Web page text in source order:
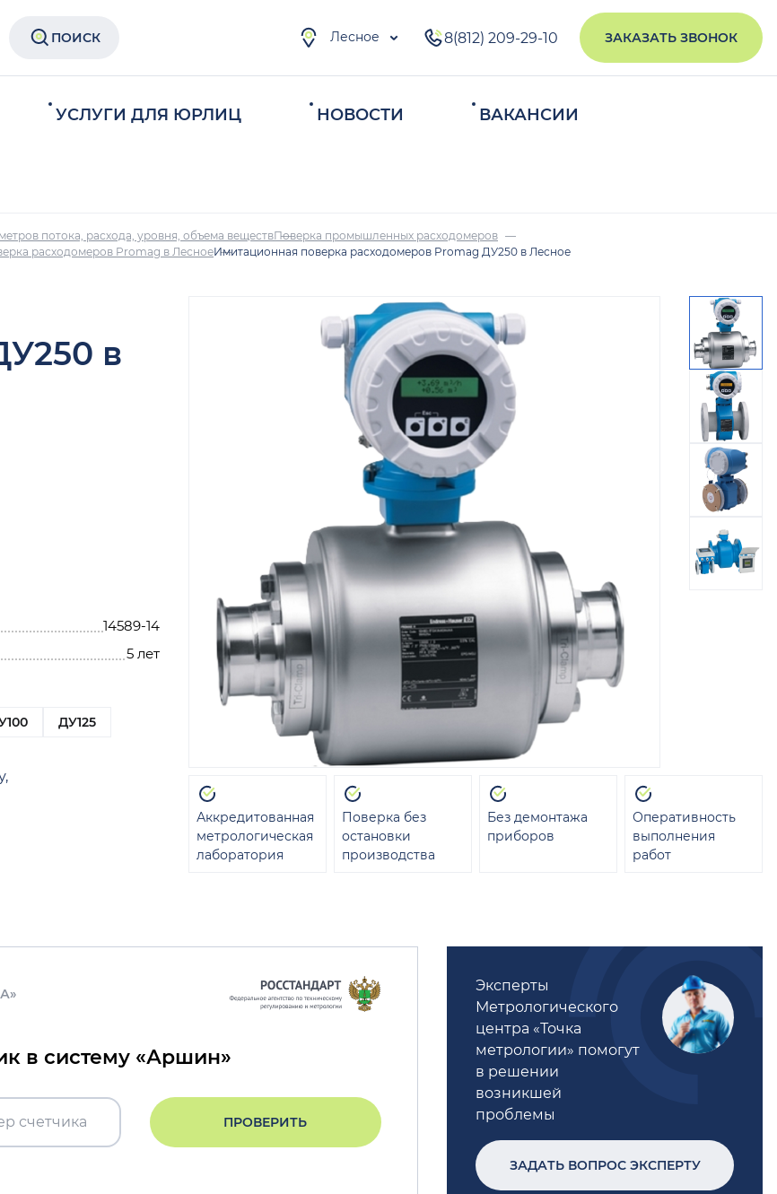
ПОИСК Лесное 8(812) 209-29-10 ЗАКАЗАТЬ ЗВОНОК
УСЛУГИ ДЛЯ ЮРЛИЦ НОВОСТИ ВАКАНСИИ
потока, расхода, уровня, объема веществПоверка промышленных расходомеров
расходомеров Promag в ЛесноеИмитационная поверка расходомеров Promag ДУ250 в Лесное
в
14589-14
5 лет
ДУ125
Аккредитованная
метрологическая
лаборатория
Поверка без
остановки
производства
Без демонтажа
приборов
Оперативность
выполнения
работ
в систему «Аршин»
ПРОВЕРИТЬ
Эксперты
Метрологического
центра «Точка
метрологии» помогут
в решении
возникшей
проблемы
ЗАДАТЬ ВОПРОС ЭКСПЕРТУ